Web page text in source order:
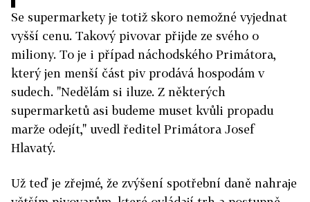
Se supermarkety je totiž skoro nemožné vyjednat
vyšší cenu. Takový pivovar přijde ze svého o
miliony. To je i případ náchodského Primátora,
který jen menší část piv prodává hospodám v
sudech. "Nedělám si iluze. Z některých
supermarketů asi budeme muset kvůli propadu
marže odejít," uvedl ředitel Primátora Josef
Hlavatý.
Už teď je zřejmé, že zvýšení spotřební daně nahraje